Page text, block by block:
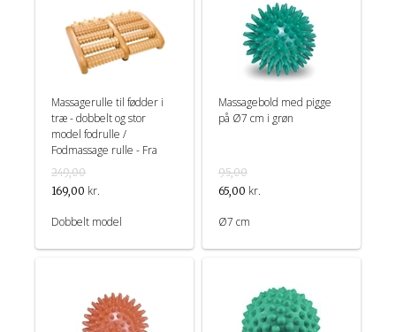
Massagerulle til fødder i
træ - dobbelt og stor
model fodrulle /
Fodmassage rulle - Fra
Croll & Denecke
249,00
169,00 kr.
Dobbelt model
Massagebold med pigge
på Ø7 cm i grøn
95,00
65,00 kr.
Ø7 cm